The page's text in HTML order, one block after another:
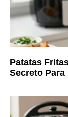
Patatas
Secreto